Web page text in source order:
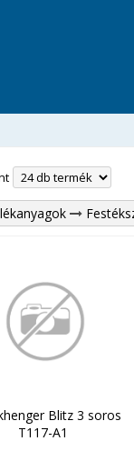
Blitz 3 soros
T117-A1